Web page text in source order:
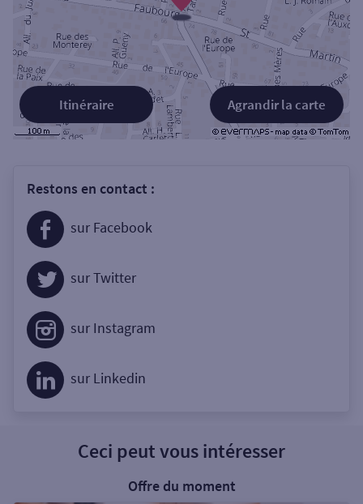
Agrandir la carte
Itinéraire
Restons en contact :
sur Facebook
sur Twitter
sur Instagram
sur Linkedin
Ceci peut vous intéresser
Offre du moment